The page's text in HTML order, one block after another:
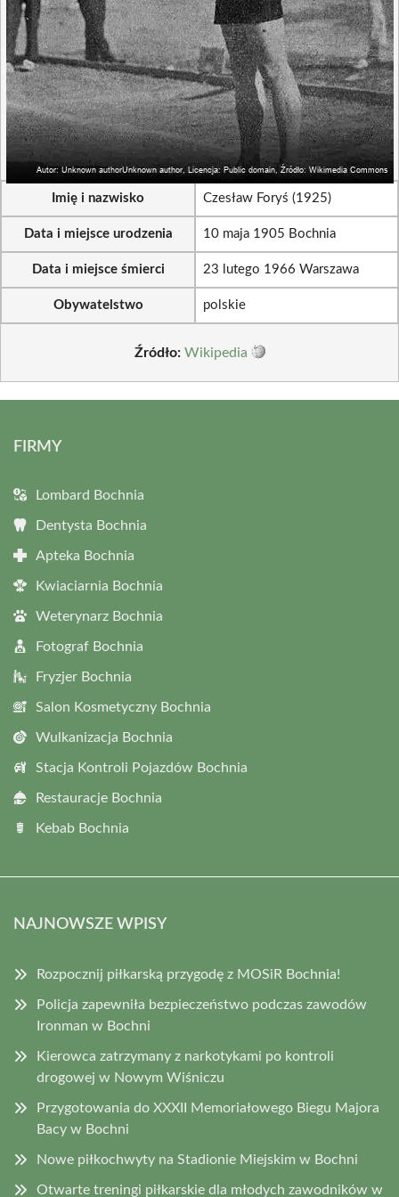
Imię i nazwisko Czesław Foryś (1925)
Data i miejsce urodzenia 10 maja 1905 Bochnia
Data i miejsce śmierci 23 lutego 1966 Warszawa
Obywatelstwo polskie
Źródło: Wikipedia
FIRMY
Lombard Bochnia
Dentysta Bochnia
Apteka Bochnia
Kwiaciarnia Bochnia
Weterynarz Bochnia
Fotograf Bochnia
Fryzjer Bochnia
Salon Kosmetyczny Bochnia
Wulkanizacja Bochnia
Stacja Kontroli Pojazdów Bochnia
Restauracje Bochnia
Kebab Bochnia
NAJNOWSZE WPISY
Rozpocznij piłkarską przygodę z MOSiR Bochnia!
Policja zapewniła bezpieczeństwo podczas zawodów
Ironman w Bochni
Kierowca zatrzymany z narkotykami po kontroli
drogowej w Nowym Wiśniczu
Przygotowania do XXXII Memoriałowego Biegu Majora
Bacy w Bochni
Nowe piłkochwyty na Stadionie Miejskim w Bochni
Otwarte treningi piłkarskie dla młodych zawodników w